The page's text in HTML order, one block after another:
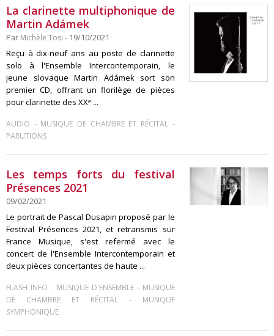
La clarinette multiphonique de
Martin Adámek
Par Michèle Tosi - 19/10/2021
Reçu à dix-neuf ans au poste de clarinette
solo à l'Ensemble Intercontemporain, le
jeune slovaque Martin Adámek sort son
premier CD, offrant un florilège de pièces
pour clarinette des XXᵉ ...
AUDIO - MUSIQUE DE CHAMBRE ET RÉCITAL-
PARUTIONS
Les temps forts du festival
Présences 2021
09/02/2021
Le portrait de Pascal Dusapin proposé par le
Festival Présences 2021, et retransmis sur
France Musique, s'est refermé avec le
concert de l'Ensemble Intercontemporain et
deux pièces concertantes de haute ...
FLASH INFO - MUSIQUE D'ENSEMBLE- MUSIQUE
DE CHAMBRE ET RÉCITAL-
MUSIQUE
SYMPHONIQUE